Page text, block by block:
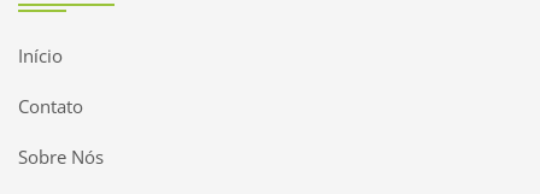
Início
Contato
Sobre Nós